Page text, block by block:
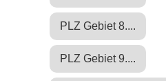
PLZ Gebiet 8....
PLZ Gebiet 9....